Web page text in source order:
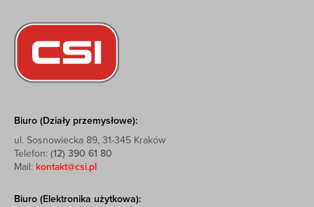
Biuro (Działy przemysłowe):
ul. Sosnowiecka 89, 31-345 Kraków
Telefon: (12) 390 61 80
Mail: kontakt@csi.pl
Biuro (Elektronika użytkowa):